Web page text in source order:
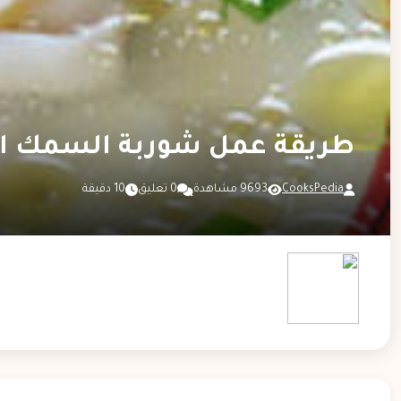
طريقة عمل شوربة السمك
CooksPedia 9693 مشاهدة 0 تعليق 10 دقيقة